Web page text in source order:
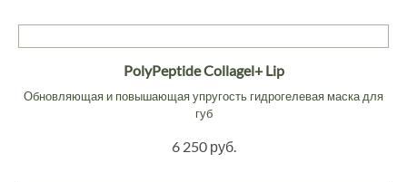
PolyPeptide Collagel+ Lip
Обновляющая и повышающая упругость гидрогелевая маска для
губ
6 250 руб.